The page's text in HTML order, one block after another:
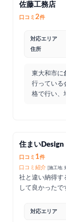
佐藤工務店
口コミ 2件
対応エリア
住所
東大和市に
行っている
格で行い、
住まいDesign
口コミ 1件
口コミ紹介 [施工地:
社と違い納得す
して良かったで
対応エリア